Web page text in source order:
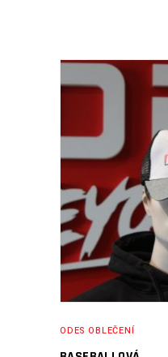
ODES OBLEČENÍ